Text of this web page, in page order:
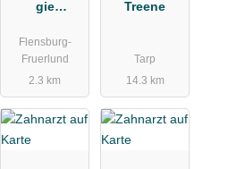
gie
Bötel
Flensburg-
Fruerlund
2.3 km
Treene
Tarp
14.3 km